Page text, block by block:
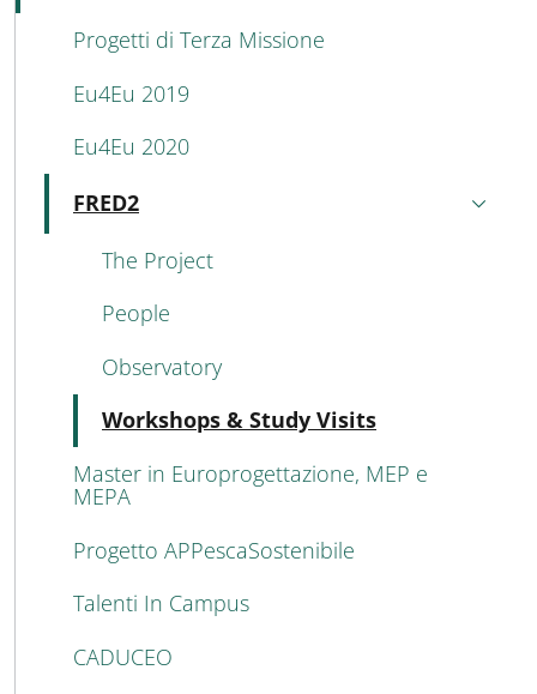
Progetti di Terza Missione
Eu4Eu 2019
Eu4Eu 2020
FRED2
Attivo
The Project
People
Observatory
Workshops & Study Visits
Master in Europrogettazione, MEP e
MEPA
Progetto APPescaSostenibile
Talenti In Campus
CADUCEO